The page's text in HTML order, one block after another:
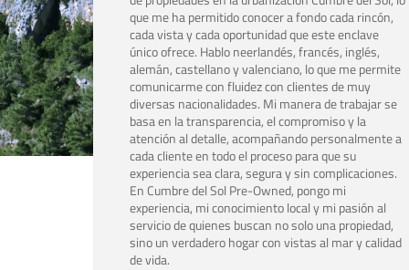
que me ha permitido conocer a fondo cada rincón,
cada vista y cada oportunidad que este enclave
único ofrece. Hablo neerlandés, francés, inglés,
alemán, castellano y valenciano, lo que me permite
comunicarme con fluidez con clientes de muy
diversas nacionalidades. Mi manera de trabajar se
basa en la transparencia, el compromiso y la
atención al detalle, acompañando personalmente a
cada cliente en todo el proceso para que su
experiencia sea clara, segura y sin complicaciones.
En Cumbre del Sol Pre-Owned, pongo mi
experiencia, mi conocimiento local y mi pasión al
servicio de quienes buscan no solo una propiedad,
sino un verdadero hogar con vistas al mar y calidad
de vida.